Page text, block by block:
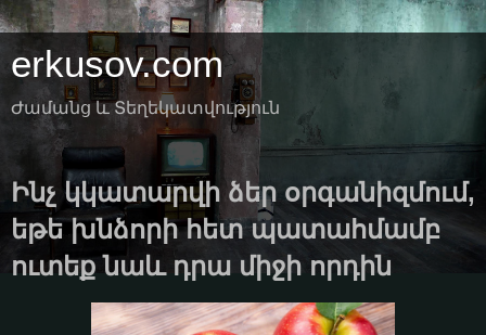
erkusov.com
Ժամանց և Տեղեկատվություն
Ինչ կկատարվի ձեր օրգանիզմում,
եթե խնձորի հետ պատահմամբ
ուտեք նաև դրա միջի որդին